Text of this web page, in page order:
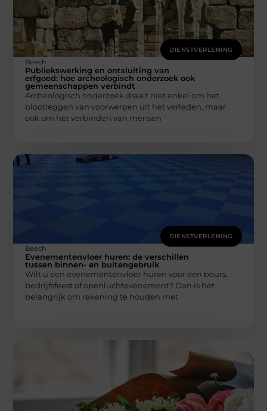
DIENSTVERLENING
Beech
Publiekswerking en ontsluiting van
erfgoed: hoe archeologisch onderzoek ook
gemeenschappen verbindt
Archeologisch onderzoek draait niet enkel om het
blootleggen van voorwerpen uit het verleden, maar
ook om het verbinden van mensen
DIENSTVERLENING
Beech
Evenementenvloer huren: de verschillen
tussen binnen- en buitengebruik
Wilt u een evenementenvloer huren voor een beurs,
bedrijfsfeest of openluchtevenement? Dan is het
belangrijk om rekening te houden met